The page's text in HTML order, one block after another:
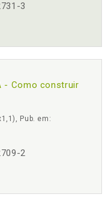
3
- Como construir
Pub. em:
2